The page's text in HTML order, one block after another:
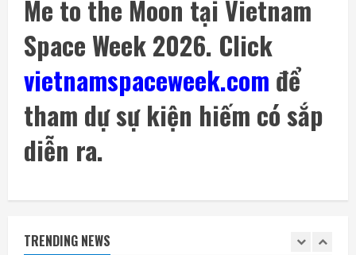
Me to the Moon tại Vietnam
Space Week 2026. Click
vietnamspaceweek.com để
tham dự sự kiện hiếm có sắp
diễn ra.
TRENDING NEWS
5
Mảnh tên lửa SpaceX lao xuống Mặt Trăng
với tốc độ gần 8.700 km/h
6 Tháng 8 2026, 20:03
1
Meta ra mắt tác nhân AI lập trình, cạnh
tranh với Anthropic và OpenAI
2
Rocket Lab phóng vệ tinh quan sát của